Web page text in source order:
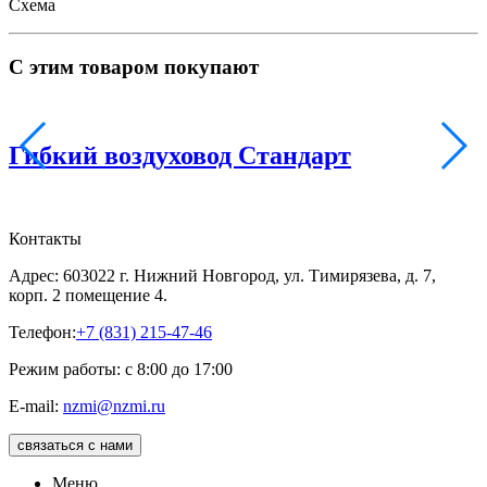
Схема
С этим товаром покупают
Гибкий воздуховод Стандарт
Контакты
Адрес: 603022 г. Нижний Новгород, ул. Тимирязева, д. 7,
корп. 2 помещение 4.
Телефон:+7 (831) 215-47-46
Режим работы: с 8:00 до 17:00
E-mail: nzmi@nzmi.ru
связаться с нами
Меню